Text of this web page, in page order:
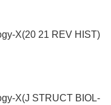
X(20 21 REV HIST)
X(J STRUCT BIOL-